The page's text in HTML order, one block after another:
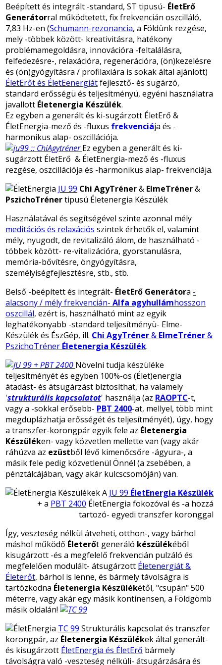
Beépített és integrált -standard, ST tipusú- ÉletErő
Generátorral működtetett, fix frekvencián oszcilláló,
7,83 Hz-en (Schumann-rezonancia, a Földünk rezgése,
mely -többek között- kreativitásra, hatékony
problémamegoldásra, innovációra -feltalálásra,
felfedezésre-, relaxációra, regenerációra, (ön)kezelésre
és (ön)gyógyításra / profilaxiára is sokak által ajánlott)
ÉletErőt és ÉletEenergiátfejlesztő- és sugárzó,
standard erősségü és teljesítményü, egyéni használatra
javallott Életenergia Készülék.
Ez egyben a generált és ki-sugárzott ÉletErő &
ÉletEnergia-mező és -fluxus frekvenciája és -
harmonikus alap- oszcillációja.
Ez egyben a generált és ki-
sugárzott ÉletErő & ÉletEnergia-mező és -fluxus
rezgése, oszcillációja és -harmonikus alap- frekvenciája.
JU 99 Chi AgyTréner& ElmeTréner&
PszichoTrénertipusú Életenergia Készülék
Használatával és segítségével szinte azonnal mély
meditációs és relaxációs szintek érhetők el, valamint
mély, nyugodt, de revitalizáló álom, de használható -
többek között- re-vitalizációra, gyorstanulásra,
memória-bővítésre, öngyógyításra,
személyiségfejlesztésre, stb., stb.
Belső -beépített és integrált- ÉletErő Generátora -
alacsony / mély frekvencián- Alfa agyhullámhosszon
oszcillál, ezért is, használható mint az egyik
leghatékonyabb -standard teljesítményü- Elme-
Készülék és ÉszGép, ill. Chi AgyTréner& ElmeTréner&
PszichoTréner Életenergia Készülék.
Növelni tudja készüléke
teljesítményét és egyben 100%-os (Élet)energia
átadást- és átsugárzást bíztosíthat, ha valamely
'strukturális kapcsolatot' használja (az RAOPTC-t,
vagy a -sokkal erősebb- PBT 2400-at, mellyel, több mint
megduplázhatja erősségét és teljesítményét), úgy, hogy
a transzfer-korongpár egyik fele az Életenergia
Készüléken- vagy közvetlen mellette van (vagy akár
ráhúzva az ezüstből lévő kimenőcsőre -ágyura-, a
másik fele pedig közvetlenül Önnél (a zsebében, a
pénztálcájában, vagy akár kulcscsomóján) van.
A JU 99 ÉletEnergia Készülék
+ a PBT 2400 ÉletEnergia fokozóval és -a hozzá
tartozó- egyedi transzfer koronggal
Így, veszteség nélkül átveheti, otthon-, vagy bárhol
máshol működő Életerőt generáló készülékéből
kisugárzott -és a megfelelő frekvencián pulzáló és
megfelelően modulált- átsugárzott Életenergiát &
Életerőt, bárhol is lenne, és bármely távolságra is
tartózkodna Életenergia Készülékétől, "csupán" 500
méterre, vagy akár egy másik kontinensen, a Földgömb
másik oldalán!
TC 99 Strukturális kapcsolat és transzfer
korongpár, az Életenergia Készülékek által generált-
és kisugárzott ÉletEnergia és ÉletErő bármely
távolságra való -veszteség nélküli- átsugárzására és